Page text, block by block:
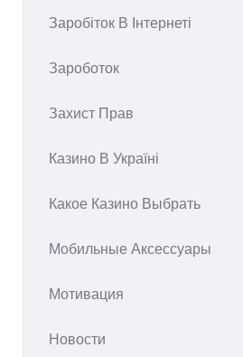
Заробіток В Інтернеті
Зароботок
Захист Прав
Казино В Україні
Какое Казино Выбрать
Мобильные Аксессуары
Мотивация
Новости